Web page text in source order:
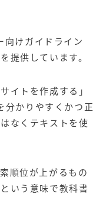
向けガイドライン
提供しています。
イトを作成する」
分かりやすくかつ正
なくテキストを使
順位が上がるもの
いう意味で教科書